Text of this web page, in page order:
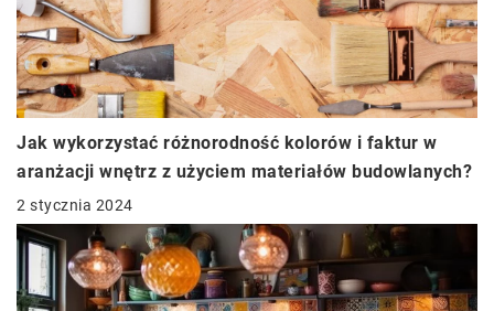
Jak wykorzystać różnorodność kolorów i faktur w
aranżacji wnętrz z użyciem materiałów budowlanych?
2 stycznia 2024